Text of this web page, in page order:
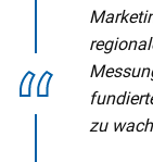
t
zu